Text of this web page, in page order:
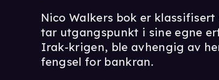
Nico Walkers bok er
tar utgangspunkt i sine egne
Irak-krigen, ble avhengig av
fengsel for bankran.